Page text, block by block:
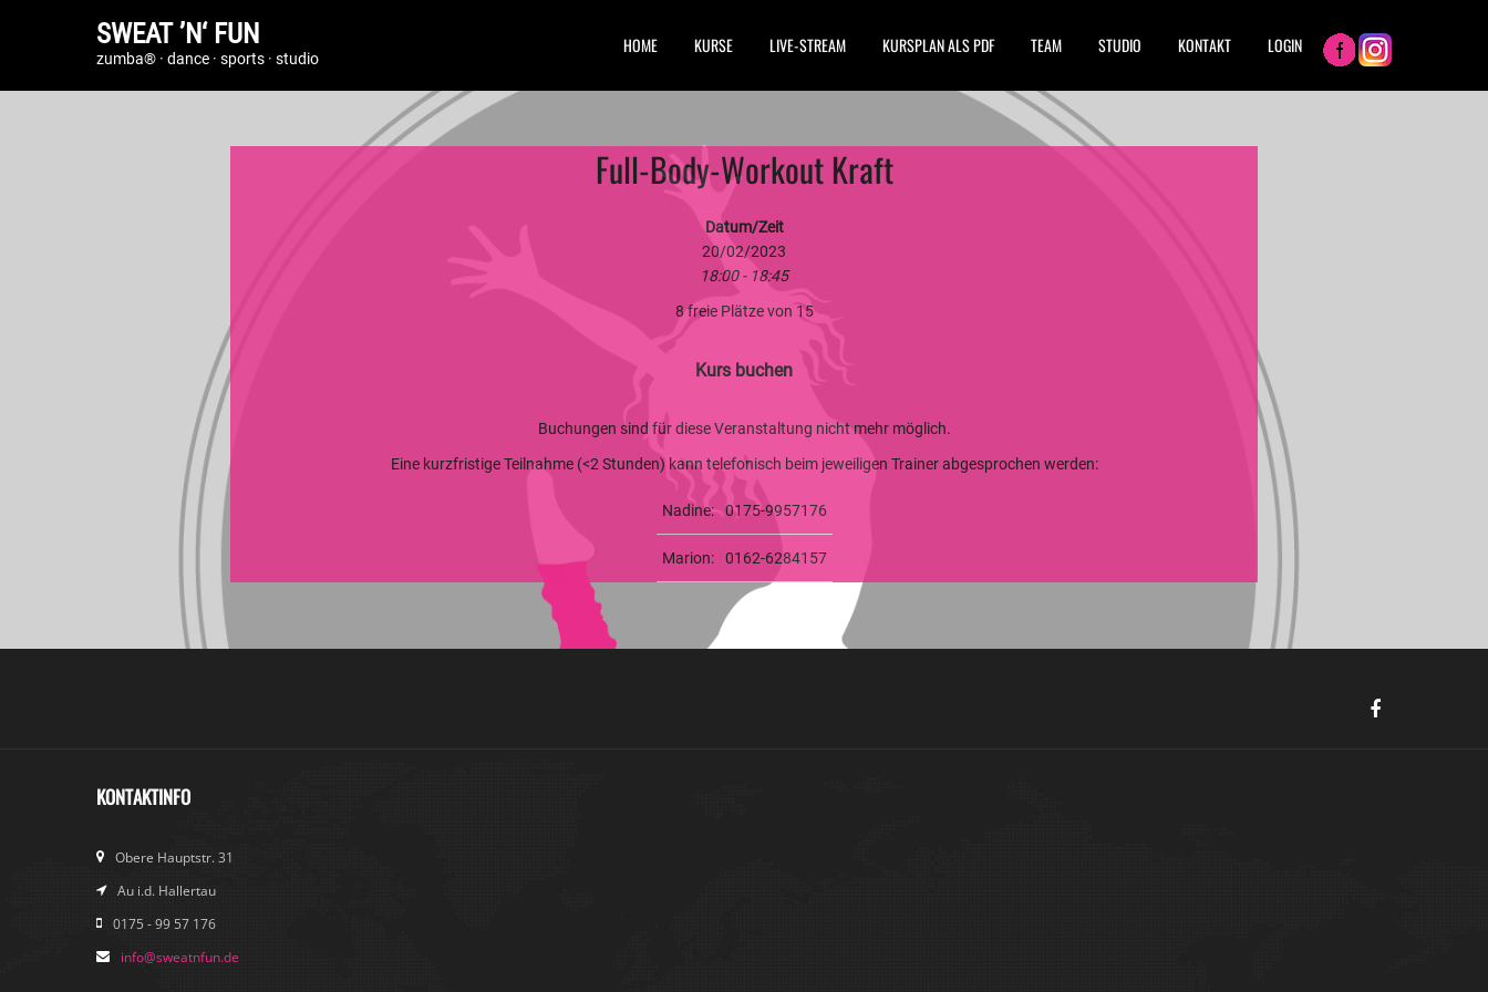
SWEAT ’N‘ FUN
zumba® · dance · sports · studio
HOME KURSE LIVE-STREAM KURSPLAN ALS PDF TEAM STUDIO KONTAKT LOGIN
Full-Body-Workout Kraft
Datum/Zeit
20/02/2023
18:00 - 18:45
8 freie Plätze von 15
Kurs buchen
Buchungen sind für diese Veranstaltung nicht mehr möglich.
Eine kurzfristige Teilnahme (<2 Stunden) kann telefonisch beim jeweiligen Trainer abgesprochen werden:
Nadine: 0175-9957176
Marion: 0162-6284157
KONTAKTINFO
Obere Hauptstr. 31
Au i.d. Hallertau
0175 - 99 57 176
info@sweatnfun.de